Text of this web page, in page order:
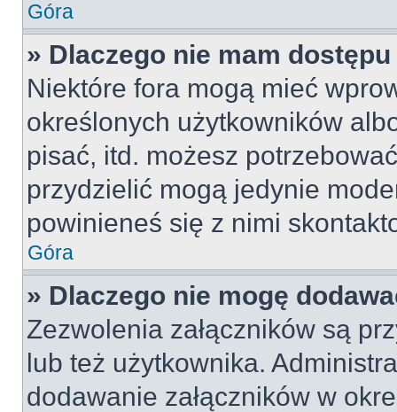
Góra
» Dlaczego nie mam
Niektóre fora mogą mieć
określonych użytkowników
pisać, itd. możesz
przydzielić mogą jedynie
powinieneś się z nimi
Góra
» Dlaczego nie mogę
Zezwolenia załączników są
lub też użytkownika.
dodawanie załączników w